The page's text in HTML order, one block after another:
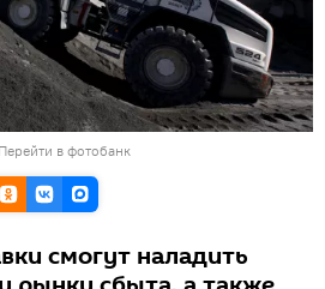
Перейти в фотобанк
смогут наладить